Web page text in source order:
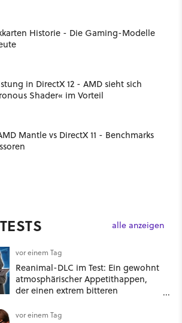
Historie - Die Gaming-Modelle
in DirectX 12 - AMD sieht sich
Shader« im Vorteil
Mantle vs DirectX 11 - Benchmarks
alle anzeigen
vor einem Tag
Reanimal-DLC im Test: Ein gewohnt
atmosphärischer Appetithappen,
der einen extrem bitteren
vor einem Tag